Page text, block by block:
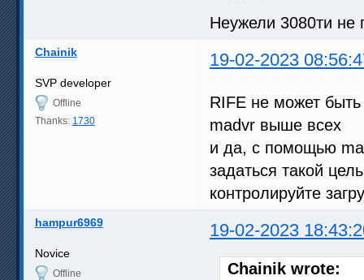
Неужели 3080ти не
Chainik 19-02-2023
SVP developer
Offline
Thanks: 1730
RIFE не может
madvr выше всех
и да, с помощью
задаться такой
контролируйте
hampur6969 19-02-2023
Novice
Offline
Chainik wrote: